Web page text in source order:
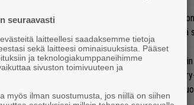
kuin Hval
että
Arvio: Saimaa
suvereeni,
Guns N’
suoraan
kokoonpano
seuraavasti
laitteellesi saadaksemme tietoja
sekä laitteesi ominaisuuksista. Pääset
ja teknologiakumppaneihimme
sivuston toimivuuteen ja
myös ilman suostumusta, jos niillä on siihen